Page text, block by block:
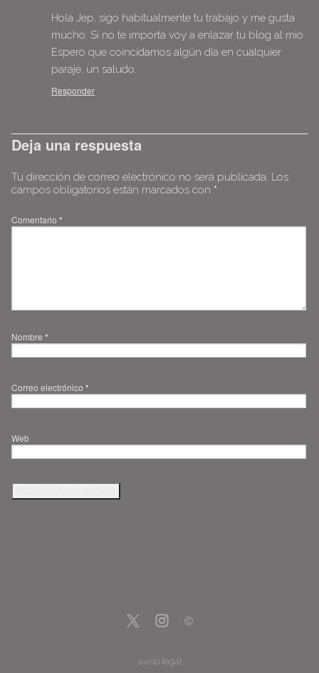
Hola Jep, sigo habitualmente tu trabajo y me gusta
mucho. Si no te importa voy a enlazar tu blog al mio.
Espero que coincidamos algún día en cualquier
paraje, un saludo.
Responder
Deja una respuesta
Tu dirección de correo electrónico no será publicada. Los
campos obligatorios están marcados con *
Comentario *
Nombre *
Correo electrónico *
Web
aviso legal